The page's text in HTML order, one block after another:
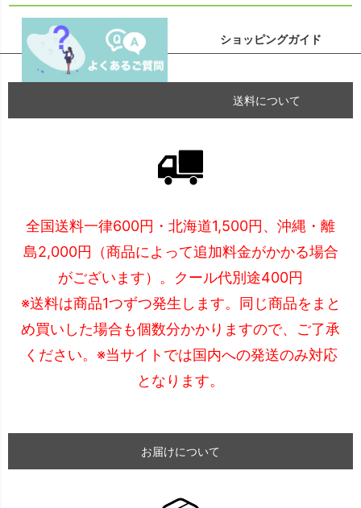
ショッピングガイド
送料について
全国送料一律600円・北海道1,500円、沖縄・離
島2,000円（商品によって追加料金がかかる場合
がございます）。クール代別途400円
※送料は商品1つずつ発生します。同じ商品をまと
め買いした場合も個数分かかりますので、ご了承
ください。※当サイトでは国内への発送のみ対応
となります。
お届けについて